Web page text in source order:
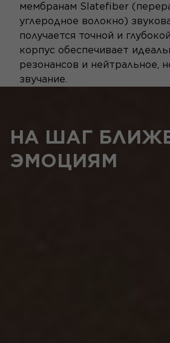
мембранам Slatefiber
углеродное волокно)
получается точной и
корпус обеспечивает
резонансов и нейтральное,
звучание.
НА ШАГ
ЭМОЦИЯМ